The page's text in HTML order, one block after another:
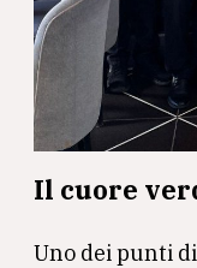
Il cuore
Uno dei punti